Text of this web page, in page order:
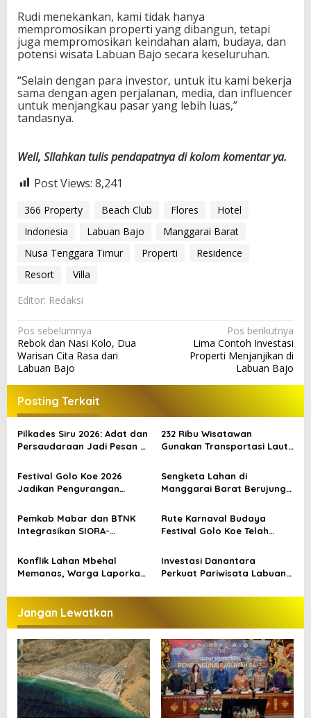
Rudi menekankan, kami tidak hanya
mempromosikan properti yang dibangun, tetapi
juga mempromosikan keindahan alam, budaya, dan
potensi wisata Labuan Bajo secara keseluruhan.
“Selain dengan para investor, untuk itu kami bekerja
sama dengan agen perjalanan, media, dan influencer
untuk menjangkau pasar yang lebih luas,”
tandasnya.
Well, SIlahkan tulis pendapatnya di kolom komentar ya.
Post Views: 8,241
366 Property Beach Club Flores
Hotel
Indonesia
Labuan Bajo
Manggarai Barat
Nusa Tenggara Timur
Properti
Residence
Resort
Villa
Editor: Redaksi
N
a
v
i
g
a
s
i
p
s
Pos sebelumnya
Rebok dan Nasi Kolo, Dua
Warisan Cita Rasa dari
Labuan Bajo
Pos berikutnya
Lima Contoh Investasi
Properti Menjanjikan di
Labuan Bajo
Posting Terkait
Pilkades Siru 2026: Adat dan
Persaudaraan Jadi Pesan di
232 Ribu Wisatawan
Gunakan Transportasi Laut
Keselamatan Jadi Prioritas
Festival Golo Koe 2026
Jadikan Pengurangan
Bersama Warga Labuan
Bajo
Sengketa Lahan di
Manggarai Barat Berujung
Pondok Dibakar
Pemkab Mabar dan BTNK
Integrasikan SIORA-
Rute Karnaval Budaya
Festival Golo Koe Telah
Konflik Lahan Mbehal
Memanas, Warga Laporkan
Investasi Danantara
Perkuat Pariwisata Labuan
Premium
Jangan Lewatkan